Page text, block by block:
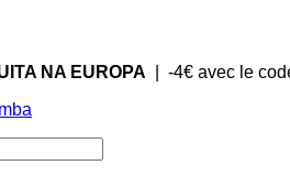
NA EUROPA | -4€ avec le